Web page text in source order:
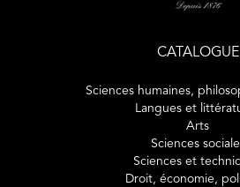
conception architecturale.
CATALOGUE
Sciences humaines,
Langues et
Arts
Sciences
Sciences et
Droit, économie,